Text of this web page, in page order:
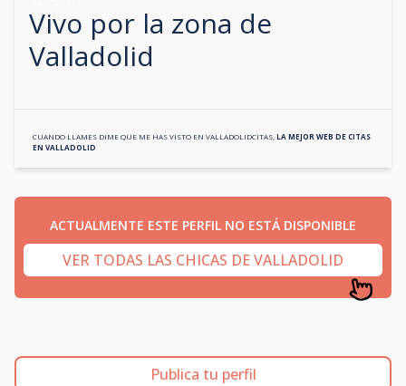
Vivo por la zona de
Valladolid
CUANDO LLAMES DIME QUE ME HAS VISTO EN VALLADOLIDCITAS,LA MEJOR WEB DE CITAS
EN VALLADOLID
ACTUALMENTE ESTE PERFIL NO ESTÁ DISPONIBLE
VER TODAS LAS CHICAS DE VALLADOLID
Publica tu perfil